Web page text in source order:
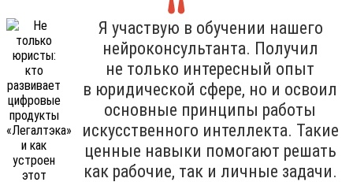
Я участвую в обучении нашего
нейроконсультанта. Получил
не только интересный опыт
в юридической сфере, но и освоил
основные принципы работы
искусственного интеллекта. Такие
ценные навыки помогают решать
как рабочие, так и личные задачи.